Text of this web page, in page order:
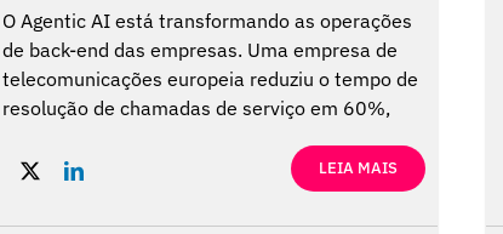
O Agentic AI está transformando as operações
de back-end das empresas. Uma empresa de
telecomunicações europeia reduziu o tempo de
resolução de chamadas de serviço em 60%,
e aumentou a satisfação do cliente usando
agentes AI. Esse exemplo oferece lições
importantes para os líderes e destaca os
LEIA MAIS